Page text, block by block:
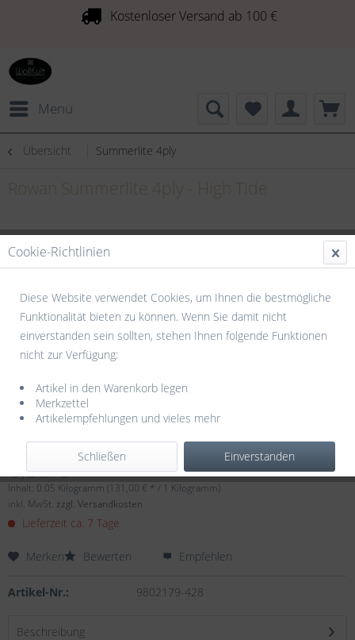
Kostenloser Versand ab 100 €
Menü
Übersicht Summerlite 4ply
6,55 € *
Inhalt: 0.05 Kilogramm (131,00 € * / 1 Kilogramm)
inkl. MwSt. zzgl. Versandkosten
Lieferzeit ca. 7 Tage
Merken Bewerten Empfehlen
Artikel-Nr.: 9802179-428
Beschreibung
Cookie-Richtlinien
Diese Website verwendet Cookies, um Ihnen die bestmögliche
Funktionalität bieten zu können. Wenn Sie damit nicht
einverstanden sein sollten, stehen Ihnen folgende Funktionen
nicht zur Verfügung:
Artikel in den Warenkorb legen
Merkzettel
Artikelempfehlungen und vieles mehr
Einverstanden
Schließen